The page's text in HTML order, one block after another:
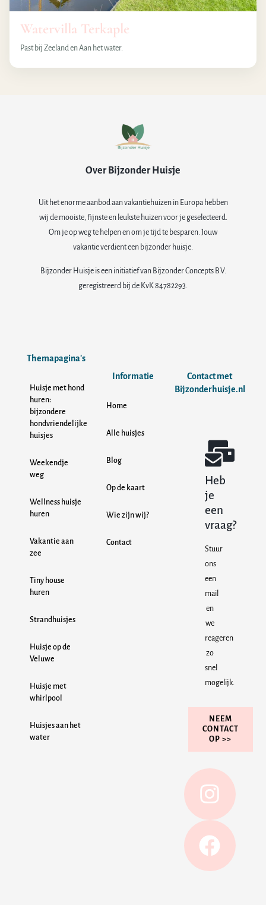
Watervilla Terkaple
Past bij Zeeland en Aan het water.
Over Bijzonder Huisje
Uit het enorme aanbod aan vakantiehuizen in Europa hebben
wij de mooiste, fijnste en leukste huizen voor je geselecteerd.
Om je op weg te helpen en om je tijd te besparen. Jouw
vakantie verdient een bijzonder huisje.
Bijzonder Huisje is een initiatief van Bijzonder Concepts B.V.
geregistreerd bij de KvK 84782293.
Themapagina's
Huisje met hond
huren:
bijzondere
hondvriendelijke
huisjes
Weekendje
weg
Wellness huisje
huren
Vakantie aan
zee
Tiny house
huren
Strandhuisjes
Huisje op de
Veluwe
Huisje met
whirlpool
Huisjes aan het
water
Informatie
Home
Alle huisjes
Blog
Op de kaart
Wie zijn wij?
Contact
Contact met
Bijzonderhuisje.nl
Heb
je
een
vraag?
Stuur
ons
een
mail
en
we
reageren
zo
snel
mogelijk.
NEEM
CONTACT
OP >>